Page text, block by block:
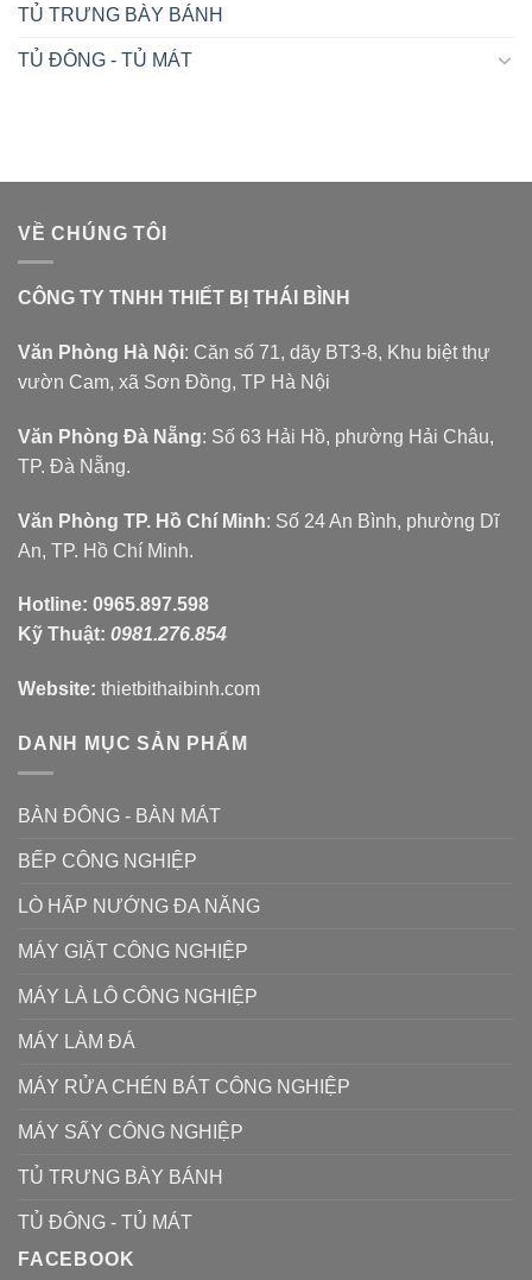
TỦ TRƯNG BÀY BÁNH
TỦ ĐÔNG - TỦ MÁT
VỀ CHÚNG TÔI
CÔNG TY TNHH THIẾT BỊ THÁI BÌNH
Văn Phòng Hà Nội: Căn số 71, dãy BT3-8, Khu biệt thự
vườn Cam, xã Sơn Đồng, TP Hà Nội
Văn Phòng Đà Nẵng: Số 63 Hải Hồ, phường Hải Châu,
TP. Đà Nẵng.
Văn Phòng TP. Hồ Chí Minh: Số 24 An Bình, phường Dĩ
An, TP. Hồ Chí Minh.
Hotline: 0965.897.598
Kỹ Thuật: 0981.276.854
Website: thietbithaibinh.com
DANH MỤC SẢN PHẨM
BÀN ĐÔNG - BÀN MÁT
BẾP CÔNG NGHIỆP
LÒ HẤP NƯỚNG ĐA NĂNG
MÁY GIẶT CÔNG NGHIỆP
MÁY LÀ LÔ CÔNG NGHIỆP
MÁY LÀM ĐÁ
MÁY RỬA CHÉN BÁT CÔNG NGHIỆP
MÁY SẤY CÔNG NGHIỆP
TỦ TRƯNG BÀY BÁNH
TỦ ĐÔNG - TỦ MÁT
FACEBOOK